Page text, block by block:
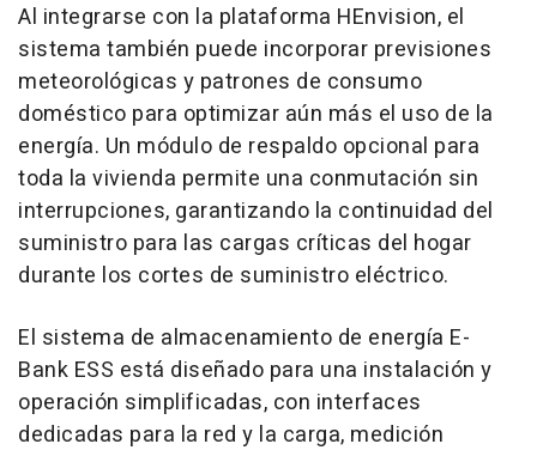
Al integrarse con la plataforma HEnvision, el
sistema también puede incorporar previsiones
meteorológicas y patrones de consumo
doméstico para optimizar aún más el uso de la
energía. Un módulo de respaldo opcional para
toda la vivienda permite una conmutación sin
interrupciones, garantizando la continuidad del
suministro para las cargas críticas del hogar
durante los cortes de suministro eléctrico.
El sistema de almacenamiento de energía E-
Bank ESS está diseñado para una instalación y
operación simplificadas, con interfaces
dedicadas para la red y la carga, medición